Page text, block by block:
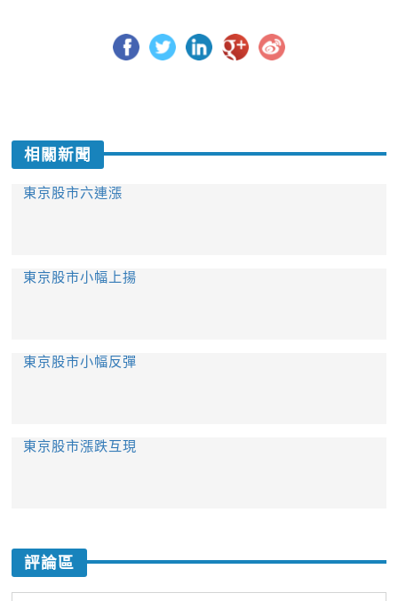
相關新聞
東京股市六連漲
東京股市小幅上揚
東京股市小幅反彈
東京股市漲跌互現
評論區